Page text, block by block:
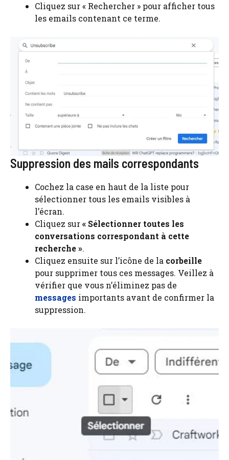
Cliquez sur « Rechercher » pour afficher tous
les emails contenant ce terme.
Suppression des mails correspondants
Cochez la case en haut de la liste pour
sélectionner tous les emails visibles à
l’écran.
Cliquez sur« Sélectionner toutes les
conversations correspondant à cette
recherche ».
Cliquez ensuite sur l’icône de la corbeille
pour supprimer tous ces messages. Veillez à
vérifier que vous n’éliminez pas de
messages importants avant de confirmer la
suppression.